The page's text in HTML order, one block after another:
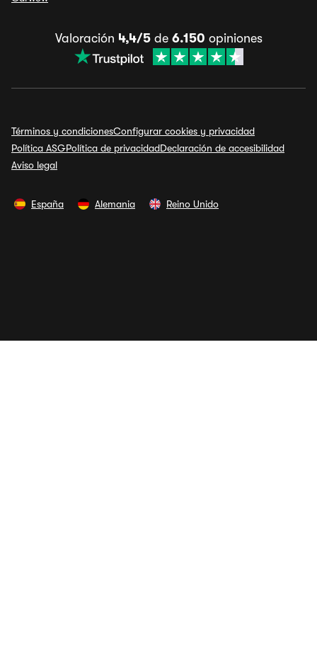
Valoración 4,4/5de 6.150 opiniones
Términos y condicionesConfigurar cookies y privacidad
Política ASGPolítica de privacidadDeclaración de accesibilidad
Aviso legal
España Alemania Reino Unido